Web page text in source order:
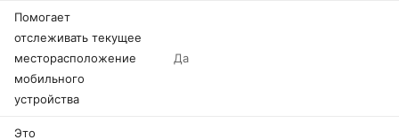
Помогает
отслеживать текущее
месторасположение
мобильного
устройства
Да
Это